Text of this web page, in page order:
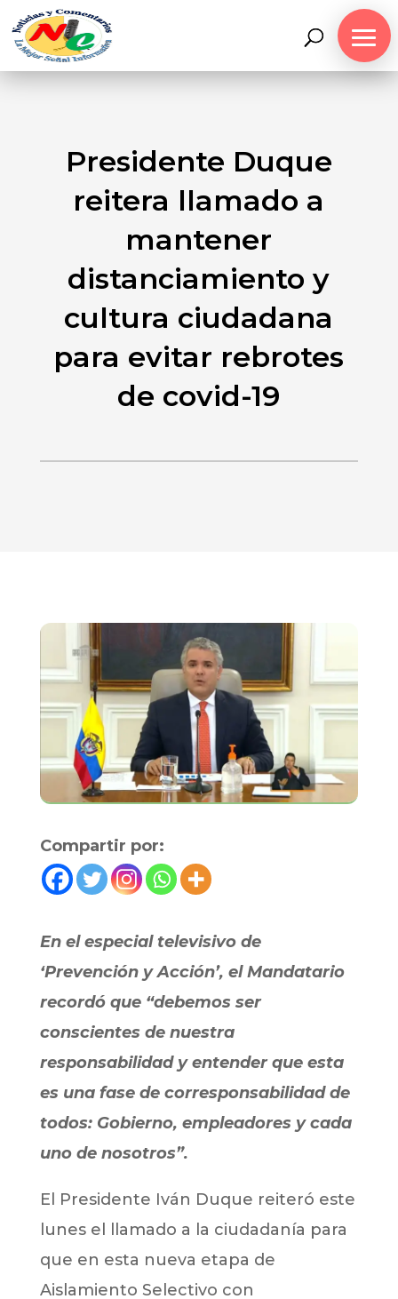
Presidente Duque
reitera llamado a
mantener
distanciamiento y
cultura ciudadana
para evitar rebrotes
de covid-19
Compartir por:
En el especial televisivo de
‘Prevención y Acción’, el Mandatario
recordó que “debemos ser
conscientes de nuestra
responsabilidad y entender que esta
es una fase de corresponsabilidad de
todos: Gobierno, empleadores y cada
uno de nosotros”.
El Presidente Iván Duque reiteró este
lunes el llamado a la ciudadanía para
que en esta nueva etapa de
Aislamiento Selectivo con